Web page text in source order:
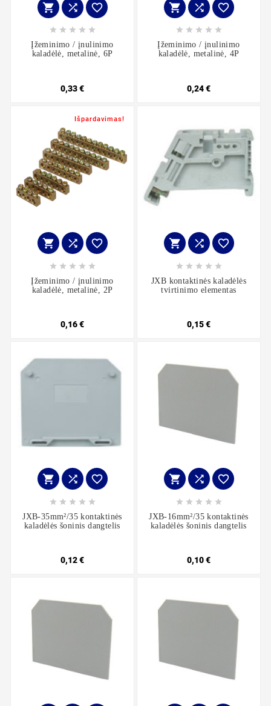
  
    
Įžeminimo / įnulinimo
kaladėlė, metalinė, 6P
0,33 €
  
    
Įžeminimo / įnulinimo
kaladėlė, metalinė, 4P
0,24 €
Išpardavimas!
  
    
Įžeminimo / įnulinimo
kaladėlė, metalinė, 2P
0,16 €
  
    
JXB kontaktinės kaladėlės
tvirtinimo elementas
0,15 €
  
    
JXB-35mm²/35 kontaktinės
kaladėlės šoninis dangtelis
0,12 €
  
    
JXB-16mm²/35 kontaktinės
kaladėlės šoninis dangtelis
0,10 €